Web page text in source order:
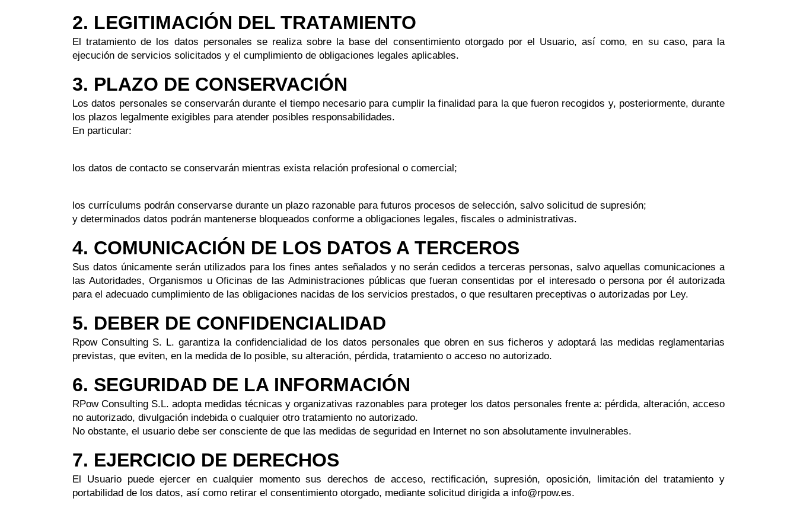
2. LEGITIMACIÓN DEL TRATAMIENTO
El tratamiento de los datos personales se realiza sobre la base del consentimiento otorgado por el Usuario, así como, en su caso, para la
ejecución de servicios solicitados y el cumplimiento de obligaciones legales aplicables.
3. PLAZO DE CONSERVACIÓN
Los datos personales se conservarán durante el tiempo necesario para cumplir la finalidad para la que fueron recogidos y, posteriormente, durante
los plazos legalmente exigibles para atender posibles responsabilidades.
En particular:
los datos de contacto se conservarán mientras exista relación profesional o comercial;
los currículums podrán conservarse durante un plazo razonable para futuros procesos de selección, salvo solicitud de supresión;
y determinados datos podrán mantenerse bloqueados conforme a obligaciones legales, fiscales o administrativas.
4. COMUNICACIÓN DE LOS DATOS A TERCEROS
Sus datos únicamente serán utilizados para los fines antes señalados y no serán cedidos a terceras personas, salvo aquellas comunicaciones a
las Autoridades, Organismos u Oficinas de las Administraciones públicas que fueran consentidas por el interesado o persona por él autorizada
para el adecuado cumplimiento de las obligaciones nacidas de los servicios prestados, o que resultaren preceptivas o autorizadas por Ley.
5. DEBER DE CONFIDENCIALIDAD
Rpow Consulting S. L. garantiza la confidencialidad de los datos personales que obren en sus ficheros y adoptará las medidas reglamentarias
previstas, que eviten, en la medida de lo posible, su alteración, pérdida, tratamiento o acceso no autorizado.
6. SEGURIDAD DE LA INFORMACIÓN
RPow Consulting S.L. adopta medidas técnicas y organizativas razonables para proteger los datos personales frente a: pérdida, alteración, acceso
no autorizado, divulgación indebida o cualquier otro tratamiento no autorizado.
No obstante, el usuario debe ser consciente de que las medidas de seguridad en Internet no son absolutamente invulnerables.
7. EJERCICIO DE DERECHOS
El Usuario puede ejercer en cualquier momento sus derechos de acceso, rectificación, supresión, oposición, limitación del tratamiento y
portabilidad de los datos, así como retirar el consentimiento otorgado, mediante solicitud dirigida a info@rpow.es.